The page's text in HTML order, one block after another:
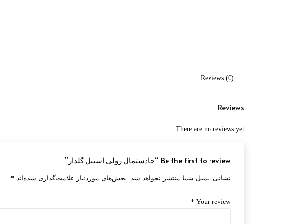
Reviews (0)
Reviews
There are no reviews yet.
Be the first to review “جادستمال رولی استیل گلدار”
نشانی ایمیل شما منتشر نخواهد شد. بخش‌های موردنیاز علامت‌گذاری شده‌اند *
Your review
*